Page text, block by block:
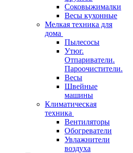
Соковыжималки
Весы кухонные
Мелкая техника для
дома
Пылесосы
Утюг.
Отпариватели.
Пароочистители.
Весы
Швейные
машины
Климатическая
техника
Вентиляторы
Обогреватели
Увлажнители
воздуха